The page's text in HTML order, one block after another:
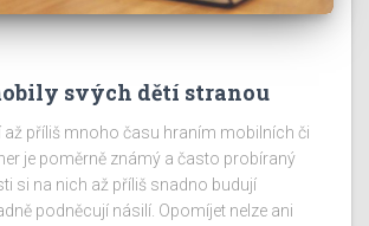
svých dětí stranou
až příliš mnoho času hraním mobilních či
je poměrně známý a často probíraný
si na nich až příliš snadno budují
podněcují násilí. Opomíjet nelze ani